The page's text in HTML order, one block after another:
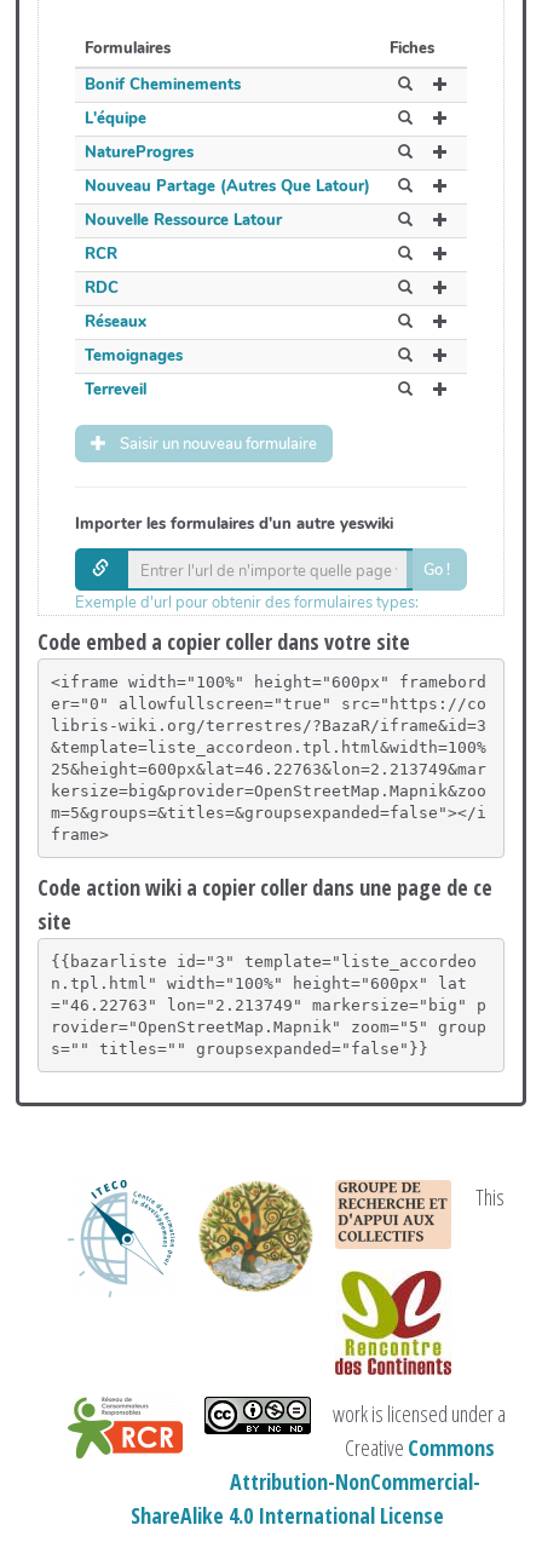
Code embed a copier coller dans votre site
<iframe width="100%" height="600px" framebord
er="0" allowfullscreen="true" src="https://co
libris-wiki.org/terrestres/?BazaR/iframe&id=3
&template=liste_accordeon.tpl.html&width=100%
25&height=600px&lat=46.22763&lon=2.213749&mar
kersize=big&provider=OpenStreetMap.Mapnik&zoo
m=5&groups=&titles=&groupsexpanded=false"></i
frame>
Code action wiki a copier coller dans une page de ce
site
{{bazarliste id="3" template="liste_accordeo
n.tpl.html" width="100%" height="600px" lat
="46.22763" lon="2.213749" markersize="big" p
rovider="OpenStreetMap.Mapnik" zoom="5" group
s="" titles="" groupsexpanded="false"}}
This
work is licensed under a
Creative Commons
Attribution-NonCommercial-
ShareAlike 4.0 International License